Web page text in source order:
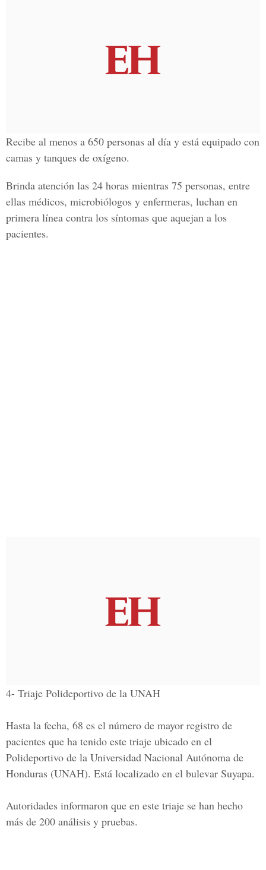
Recibe al menos a 650 personas al día y está equipado con
camas y tanques de oxígeno.
Brinda atención las 24 horas mientras 75 personas, entre
ellas médicos, microbiólogos y enfermeras, luchan en
primera línea contra los síntomas que aquejan a los
pacientes.
4- Triaje Polideportivo de la UNAH
Hasta la fecha, 68 es el número de mayor registro de
pacientes que ha tenido este triaje ubicado en el
Polideportivo de la Universidad Nacional Autónoma de
Honduras (UNAH). Está localizado en el bulevar Suyapa.
Autoridades informaron que en este triaje se han hecho
más de 200 análisis y pruebas.